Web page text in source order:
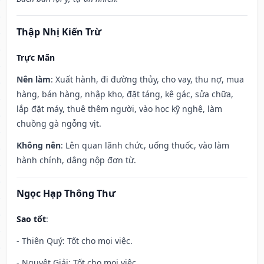
Thập Nhị Kiến Trừ
Trực Mãn
Nên làm: Xuất hành, đi đường thủy, cho vay, thu nợ, mua
hàng, bán hàng, nhập kho, đặt táng, kê gác, sửa chữa,
lắp đặt máy, thuê thêm người, vào học kỹ nghệ, làm
chuồng gà ngỗng vịt.
Không nên: Lên quan lãnh chức, uống thuốc, vào làm
hành chính, dâng nộp đơn từ.
Ngọc Hạp Thông Thư
Sao tốt:
- Thiên Quý: Tốt cho mọi việc.